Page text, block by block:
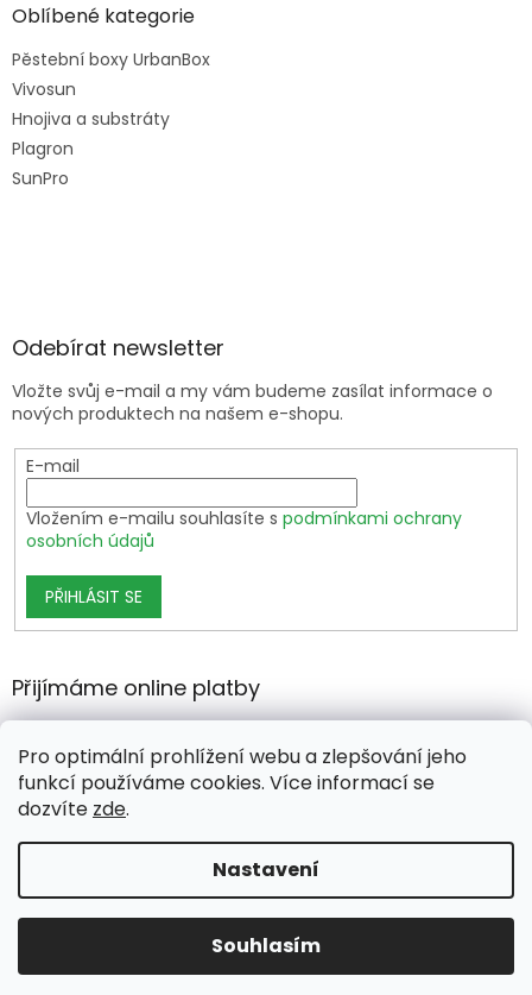
Pro optimální prohlížení webu a zlepšování jeho
funkcí používáme cookies. Více informací se
dozvíte zde.
Nastavení
Souhlasím
Oblíbené kategorie
Pěstební boxy UrbanBox
Vivosun
Hnojiva a substráty
Plagron
SunPro
Odebírat newsletter
Vložte svůj e-mail a my vám budeme zasílat informace o
nových produktech na našem e-shopu.
E-mail
Vložením e-mailu souhlasíte s podmínkami ochrany
osobních údajů
PŘIHLÁSIT SE
Přijímáme online platby
Vytvořil Shoptet Premium
Copyright 2026growshop.cz. Všechna práva vyhrazena.
Upravit nastavení cookies